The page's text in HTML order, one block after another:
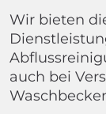
Wir bieten
auch bei